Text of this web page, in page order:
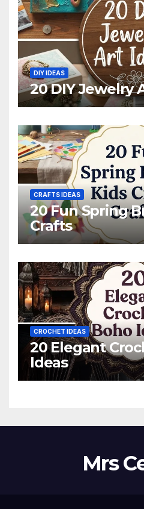
DIY IDEAS
20 DIY Jewelry
CRAFTS IDEAS
20 Fun Spring
Crafts
CROCHET IDEAS
20 Elegant
Ideas
Mrs